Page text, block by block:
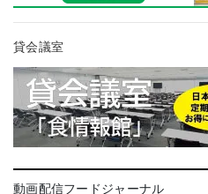
貸会議室
動画配信フードジャーナル